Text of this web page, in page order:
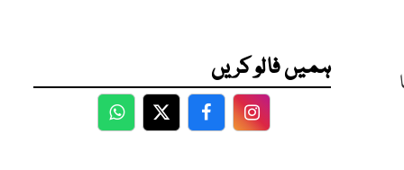
ہمیں فالو کریں
WhatsApp
TwitterFacebookFacebook